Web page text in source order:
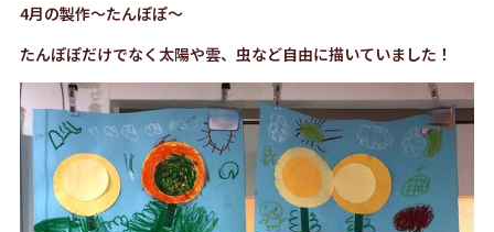
4月の製作〜たんぽぽ〜
たんぽぽだけでなく太陽や雲、虫など自由に描いていました！